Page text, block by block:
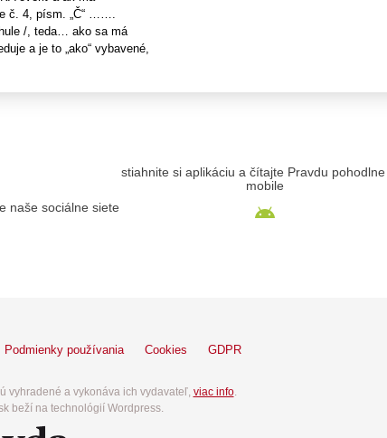
č. 4, písm. „Č“ …….
/, teda… ako sa má
a je to „ako“ vybavené,
naše sociálne siete
stiahnite si aplikáciu a čítajte Pravdu
mobile
Podmienky používania Cookies GDPR
vyhradené a vykonáva ich vydavateľ, viac info.
beží na technológií Wordpress.